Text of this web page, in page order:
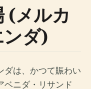
(メルカ
ンダ)
ダは、かつて賑わい
ベニダ・リサンド